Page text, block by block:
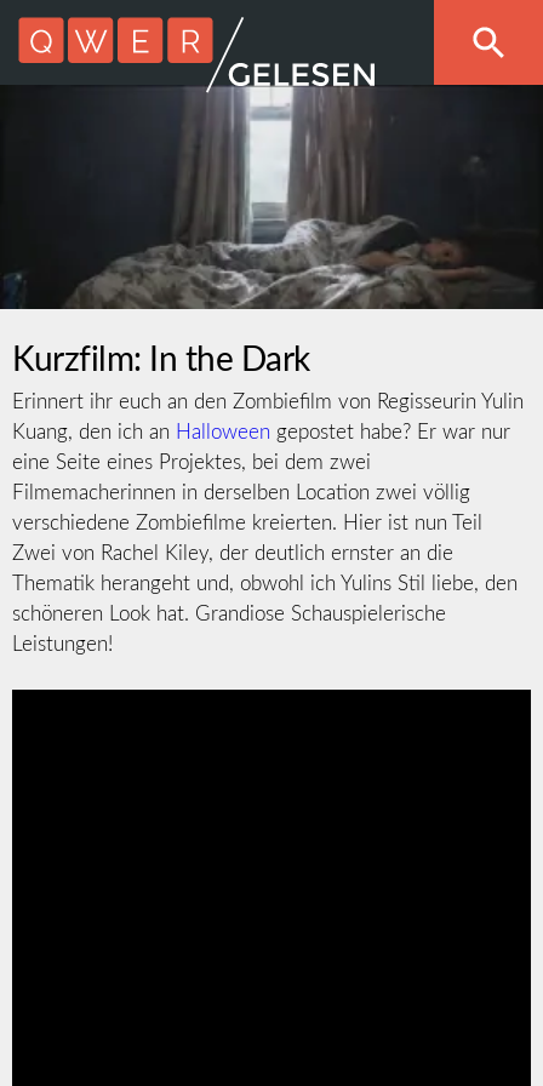
Kurzfilm: In the Dark
Erinnert ihr euch an den Zombiefilm von Regisseurin Yulin
Kuang, den ich an Halloween gepostet habe? Er war nur
eine Seite eines Projektes, bei dem zwei
Filmemacherinnen in derselben Location zwei völlig
verschiedene Zombiefilme kreierten. Hier ist nun Teil
Zwei von Rachel Kiley, der deutlich ernster an die
Thematik herangeht und, obwohl ich Yulins Stil liebe, den
schöneren Look hat. Grandiose Schauspielerische
Leistungen!